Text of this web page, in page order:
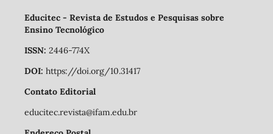
Educitec - Revista de Estudos e Pesquisas sobre
Ensino Tecnológico
ISSN: 2446-774X
DOI: https://doi.org/10.31417
Contato Editorial
educitec.revista@ifam.edu.br